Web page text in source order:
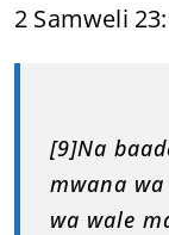
2 Samweli
[9]Na
mwana
wa wale